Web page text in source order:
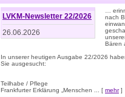
LVKM-Newsletter 22/2026
26.06.2026
…
nach
Bären
In unserer heutigen Ausgabe 22/2026
Sie ausgesucht:
Teilhabe / Pflege
Frankfurter Erklärung „Menschen ... [ mehr]